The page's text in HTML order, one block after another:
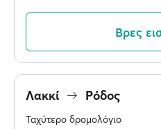
Βρες
Λακκί Ρόδος
Ταχύτερο δρομολόγιο